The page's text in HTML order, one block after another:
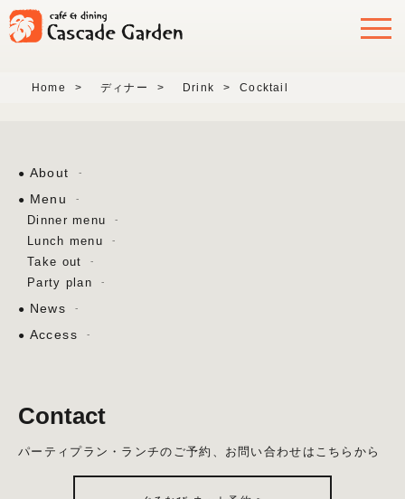
Home > ディナー > Drink > Cocktail
About
Menu
Dinner menu
Lunch menu
Take out
Party plan
News
Access
Contact
パーティプラン・ランチのご予約、お問い合わせはこちらから